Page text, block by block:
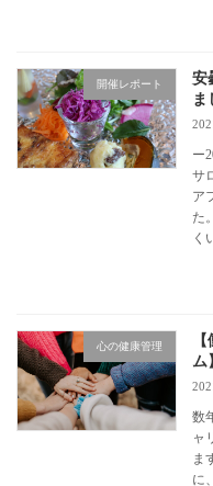
開催レポート
安
ま
ー
サ
ア
た
く
心の健康管理
ム
数
ャ
ま
に